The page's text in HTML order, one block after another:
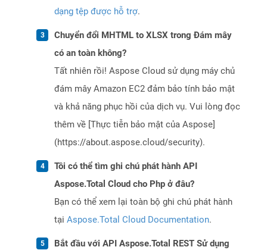
dạng tệp được hỗ trợ.
Chuyển đổi MHTML to XLSX trong Đám mây
có an toàn không?
Tất nhiên rồi! Aspose Cloud sử dụng máy chủ
đám mây Amazon EC2 đảm bảo tính bảo mật
và khả năng phục hồi của dịch vụ. Vui lòng đọc
thêm về [Thực tiễn bảo mật của Aspose]
(https://about.aspose.cloud/security).
Tôi có thể tìm ghi chú phát hành API
Aspose.Total Cloud cho Php ở đâu?
Bạn có thể xem lại toàn bộ ghi chú phát hành
tại Aspose.Total Cloud Documentation.
Bắt đầu với API Aspose.Total REST Sử dụng